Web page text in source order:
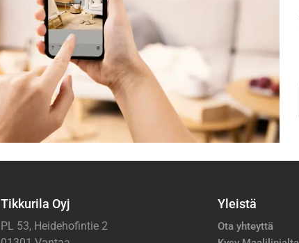
Tikkurila Oyj
PL 53, Heidehofintie 2
Yleistä
Ota yhteyttä